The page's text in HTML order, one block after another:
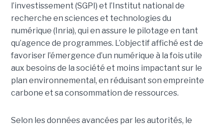
l’investissement (SGPI) et l’Institut national de
recherche en sciences et technologies du
numérique (Inria), qui en assure le pilotage en tant
qu’agence de programmes. L’objectif affiché est de
favoriser l’émergence d’un numérique à la fois utile
aux besoins de la société et moins impactant sur le
plan environnemental, en réduisant son empreinte
carbone et sa consommation de ressources.
Selon les données avancées par les autorités, le